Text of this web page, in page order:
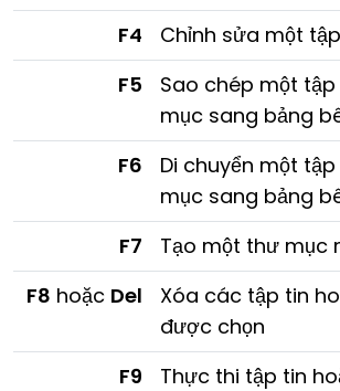
F4
Chỉnh sửa một
F5
Sao chép một
mục sang bảng
F6
Di chuyển một
mục sang bảng
F7
Tạo một thư mục
F8 hoặc Del
Xóa các tập tin
được chọn
F9
Thực thi tập tin